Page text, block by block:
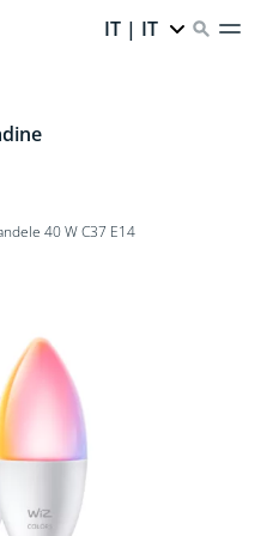
IT | IT
40 W C37 E14